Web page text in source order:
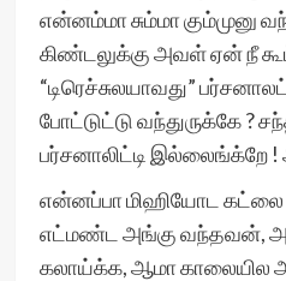
என்னம்மா சும்மா கும்முனு
கிண்டலுக்கு அவள் ஏன் நீ
“டிரெச்சுலயாவது”
போட்டுட்டு வந்துருக்கே ?
பர்சனாலிட்டி இல்லைங்க்றே !
என்னப்பா மிஹியோட கட்லை
எட்மண்ட அங்கு வந்தவன்,
கலாய்க்க, ஆமா காலையில